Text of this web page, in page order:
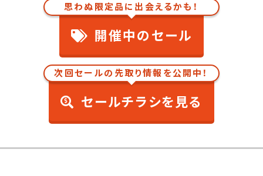
思わぬ限定品に出会えるかも！
開催中のセール
次回セールの先取り情報を公開中！
セールチラシを見る